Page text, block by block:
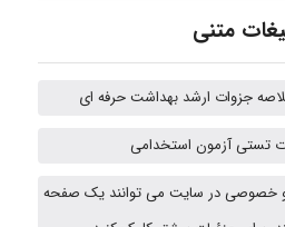
HaddadiMahsa
متنی
تستی آزمون استخدامی
خصوصی در سایت می توانند یک صفحه